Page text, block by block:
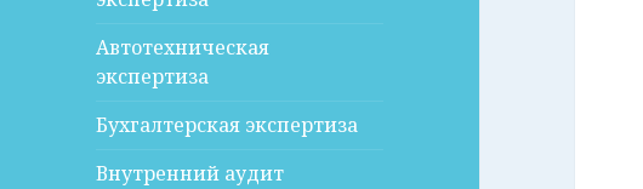
Автотехническая
экспертиза
Бухгалтерская экспертиза
Внутренний аудит